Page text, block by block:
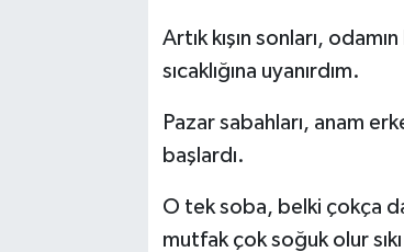
Artık kışın sonları,
sıcaklığına uyanırdım.
Pazar sabahları, anam
başlardı.
O tek soba, belki çokça
mutfak çok soğuk olur